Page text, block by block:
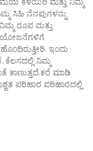
ಸಿಹಿ ನೆನಪುಗಳನ್ನು
ರೂಪ ಮತ್ತು
ಇಂದು
ಕೆಲಸದಲ್ಲಿ ನಿಮ್ಮ
ಕಾಣುತ್ತದೆ.ಕರೆ ಮಾಡಿ
ಪರಿಹಾರ ಪರಿಹಾರದಲ್ಲಿ